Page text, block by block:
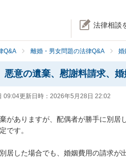
法律相談
Q&A 離婚・男女問題の法律Q&A 婚
悪意の遺棄、慰謝料請求、
09:04更新日時： 2026年5月28日 22:02
がありますが、配偶者が勝手に別居
です。
居した場合でも、婚姻費用の請求が